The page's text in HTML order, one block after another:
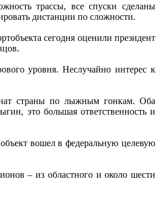
трассы, все спуски сделаны
дистанции по сложности.
сегодня оценили президент
уровня. Неслучайно интерес к
страны по лыжным гонкам. Оба
это большая ответственность и
объект вошел в федеральную целевую
– из областного и около шести